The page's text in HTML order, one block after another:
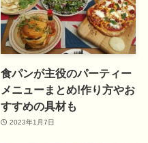
食パンが主役のパーティー
メニューまとめ!作り方やお
すすめの具材も
2023年1月7日